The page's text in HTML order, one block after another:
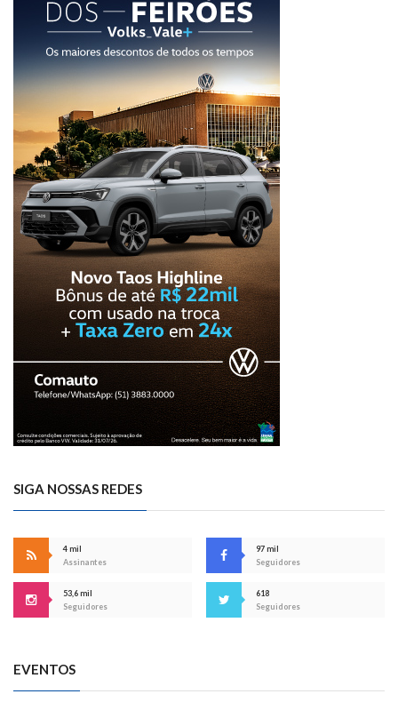
SIGA NOSSAS REDES
4 mil
Assinantes
97 mil
Seguidores
53,6 mil
Seguidores
618
Seguidores
EVENTOS